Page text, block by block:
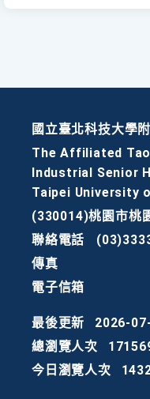
國立臺北科技大學
The Affiliated
Industrial Senior
Taipei University
(330014)桃園市桃
聯絡電話
傳真
電子信箱
最後更新
2026-
總瀏覽人次
今日瀏覽人次